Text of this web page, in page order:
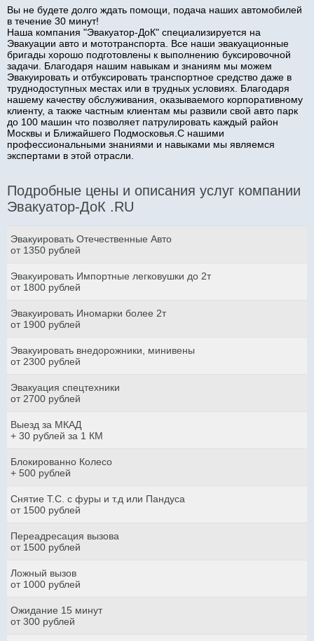
Вы не будете долго ждать помощи, подача наших автомобилей
в течение 30 минут!
Наша компания "Эвакуатор-ДоК" специализируется на
Эвакуации авто и мототранспорта. Все наши эвакуационные
бригады хорошо подготовлены к выполнению буксировочной
задачи. Благодаря нашим навыкам и знаниям мы можем
Эвакуировать и отбуксировать транспортное средство даже в
труднодоступных местах или в трудных условиях. Благодаря
нашему качеству обслуживания, оказываемого корпоративному
клиенту, а также частным клиентам мы развили свой авто парк
до 100 машин что позволяет патрулировать каждый район
Москвы и Ближайшего Подмосковья.С нашими
профессиональными знаниями и навыками мы являемся
экспертами в этой отрасли.
Подробные цены и описания услуг компании
Эвакуатор-ДоК .RU
Эвакуировать Отечественные Авто
от 1350 рублей
Эвакуировать Импортные легковушки до 2т
от 1800 рублей
Эвакуировать Иномарки более 2т
от 1900 рублей
Эвакуировать внедорожники, минивены
от 2300 рублей
Эвакуация спецтехники
от 2700 рублей
Выезд за МКАД
+ 30 рублей за 1 КМ
Блокированно Колесо
+ 500 рублей
Снятие Т.С. с фуры и т.д или Пандуса
от 1500 рублей
Переадресация вызова
от 1500 рублей
Ложный вызов
от 1000 рублей
Ожидание 15 минут
от 300 рублей